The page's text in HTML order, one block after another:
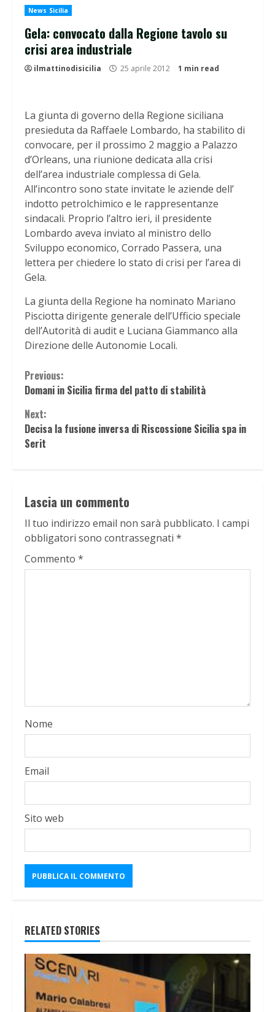
News Sicilia
Gela: convocato dalla Regione tavolo su
crisi area industriale
ilmattinodisicilia 25 aprile 2012 1 min read
La giunta di governo della Regione siciliana
presieduta da Raffaele Lombardo, ha stabilito di
convocare, per il prossimo 2 maggio a Palazzo
d’Orleans, una riunione dedicata alla crisi
dell’area industriale complessa di Gela.
All’incontro sono state invitate le aziende dell’
indotto petrolchimico e le rappresentanze
sindacali. Proprio l’altro ieri, il presidente
Lombardo aveva inviato al ministro dello
Sviluppo economico, Corrado Passera, una
lettera per chiedere lo stato di crisi per l’area di
Gela.
La giunta della Regione ha nominato Mariano
Pisciotta dirigente generale dell’Ufficio speciale
dell’Autorità di audit e Luciana Giammanco alla
Direzione delle Autonomie Locali.
Continue
Reading
Previous:
Domani in Sicilia firma del patto di stabilità
Next:
Decisa la fusione inversa di Riscossione Sicilia spa in
Serit
Lascia un commento
Il tuo indirizzo email non sarà pubblicato. I campi
obbligatori sono contrassegnati *
Commento *
Nome
Email
Sito web
RELATED STORIES